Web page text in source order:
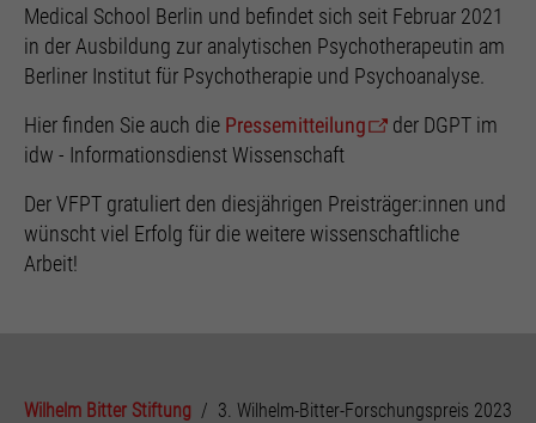
Medical School Berlin und befindet sich seit Februar 2021
in der Ausbildung zur analytischen Psychotherapeutin am
Berliner Institut für Psychotherapie und Psychoanalyse.
Hier finden Sie auch die Pressemitteilung
der DGPT im
idw - Informationsdienst Wissenschaft
Der VFPT gratuliert den diesjährigen Preisträger:innen und
wünscht viel Erfolg für die weitere wissenschaftliche
Arbeit!
Wilhelm Bitter Stiftung 3. Wilhelm-Bitter-Forschungspreis 2023